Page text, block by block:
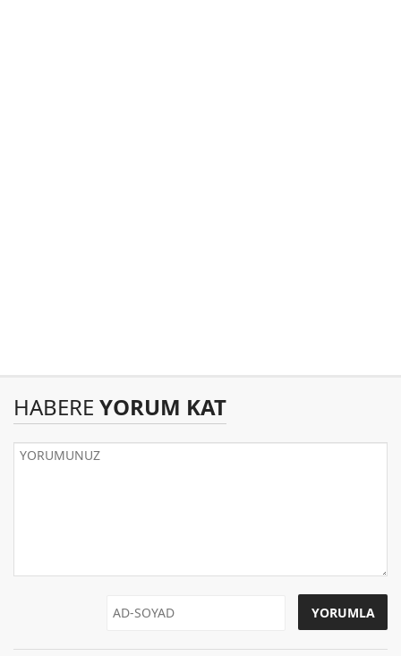
HABERE YORUM KAT